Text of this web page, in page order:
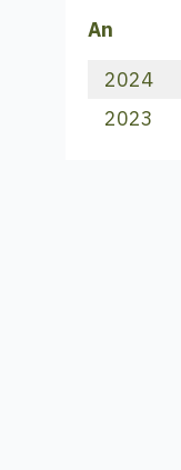
An
2024
2023